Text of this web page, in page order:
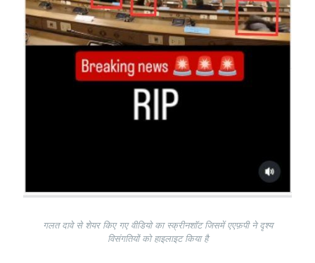
गलत दावे से शेयर किए गए वीडियो का स्क्रीनशॉट जिसमें एएफ़पी ने दृश्य
विसंगतियों को हाइलाइट किया है